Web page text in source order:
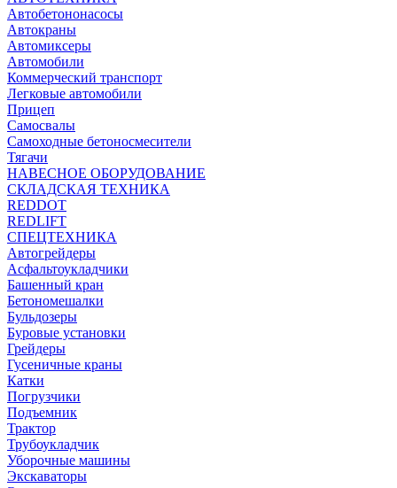
Автобетононасосы
Автокраны
Автомиксеры
Автомобили
Коммерческий транспорт
Легковые автомобили
Прицеп
Самосвалы
Самоходные бетоносмесители
Тягачи
НАВЕСНОЕ ОБОРУДОВАНИЕ
СКЛАДСКАЯ ТЕХНИКА
REDDOT
REDLIFT
СПЕЦТЕХНИКА
Автогрейдеры
Асфальтоукладчики
Башенный кран
Бетономешалки
Бульдозеры
Буровые установки
Грейдеры
Гусеничные краны
Катки
Погрузчики
Подъемник
Трактор
Трубоукладчик
Уборочные машины
Экскаваторы